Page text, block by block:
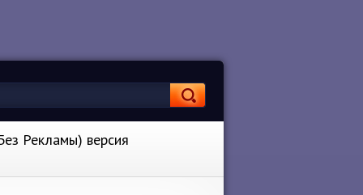
Рекламы) версия